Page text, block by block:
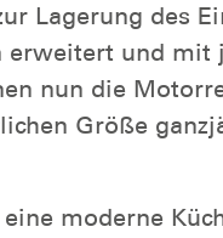
Lagerung des
erweitert und mit
nun die
Größe
moderne